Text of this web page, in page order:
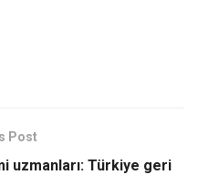
Post
uzmanları: Türkiye geri